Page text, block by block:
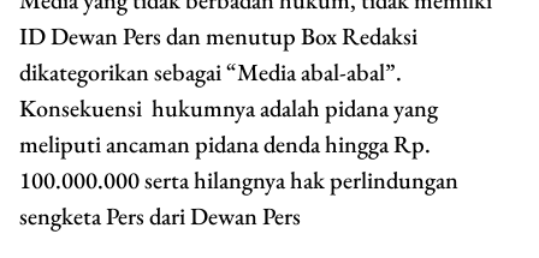
ID Dewan Pers dan menutup Box Redaksi
dikategorikan sebagai “Media abal-abal”.
Konsekuensi hukumnya adalah pidana yang
meliputi ancaman pidana denda hingga Rp.
100.000.000 serta hilangnya hak perlindungan
sengketa Pers dari Dewan Pers